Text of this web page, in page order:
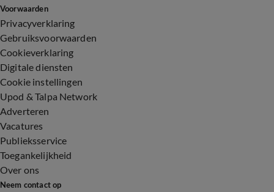
Voorwaarden
Privacyverklaring
Gebruiksvoorwaarden
Cookieverklaring
Digitale diensten
Cookie instellingen
Upod & Talpa Network
Adverteren
Vacatures
Publieksservice
Toegankelijkheid
Over ons
Neem contact op